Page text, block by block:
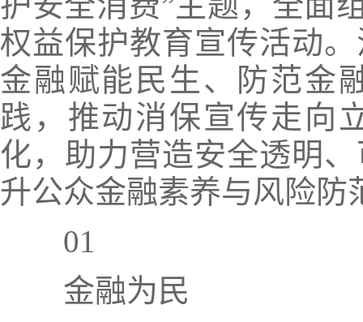
权益保护教育宣传活动
金融赋能民生、防范金
践，推动消保宣传走向
化，助力营造安全透明
升公众金融素养与风险防
01
金融为民